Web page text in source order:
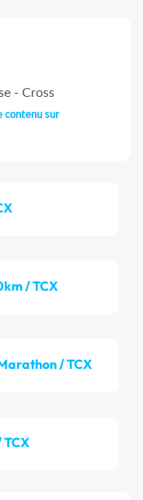
- Cross
contenu sur
/ TCX
/ TCX